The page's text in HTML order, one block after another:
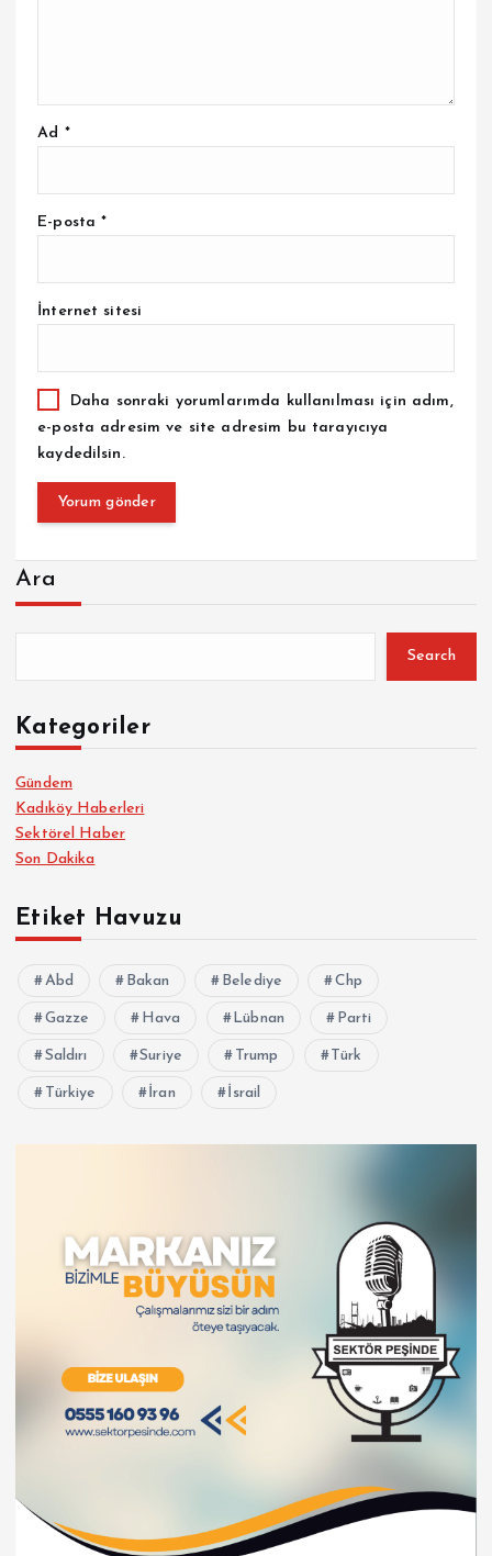
Ad *
E-posta*
İnternet sitesi
Daha sonraki yorumlarımda kullanılması için adım,
e-posta adresim ve site adresim bu tarayıcıya
kaydedilsin.
Ara
Search
Kategoriler
Gündem
Kadıköy Haberleri
Sektörel Haber
Son Dakika
Etiket Havuzu
Abd Bakan Belediye Chp
Gazze Hava Lübnan Parti
Saldırı Suriye Trump Türk
Türkiye İran İsrail